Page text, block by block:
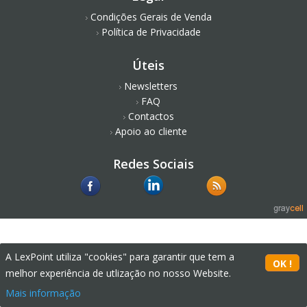
Condições Gerais de Venda
Política de Privacidade
Úteis
Newsletters
FAQ
Contactos
Apoio ao cliente
Redes Sociais
A LexPoint utiliza "cookies" para garantir que tem a
melhor experiência de utlização no nosso Website.
Mais informação